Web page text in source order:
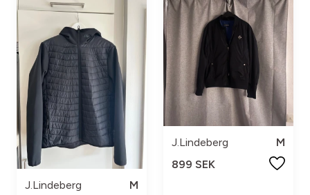
J.Lindeberg
M
J.Lindeberg
M
899 SEK